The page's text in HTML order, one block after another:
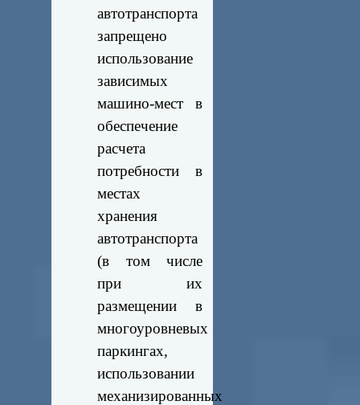
автотранспорта
запрещено
использование
зависимых
машино-мест в
обеспечение
расчета
потребности в
местах
хранения
автотранспорта
(в том числе
при их
размещении в
многоуровневых
паркингах,
использовании
механизированных